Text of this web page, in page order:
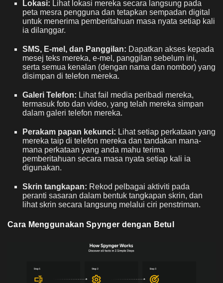
Lokasi: Lihat lokasi mereka secara langsung pada
peta mesra pengguna dan tetapkan sempadan digital
untuk menerima pemberitahuan masa nyata setiap kali
ia dilanggar.
SMS, E-mel, dan Panggilan: Dapatkan akses kepada
mesej teks mereka, e-mel, panggilan sebelum ini,
serta semua kenalan (dengan nama dan nombor) yang
disimpan di telefon mereka.
Galeri Telefon: Lihat fail media peribadi mereka,
termasuk foto dan video, yang telah mereka simpan
dalam galeri telefon mereka.
Perakam papan kekunci: Lihat setiap perkataan yang
mereka taip di telefon mereka dan tandakan mana-
mana perkataan yang anda mahu terima
pemberitahuan secara masa nyata setiap kali ia
digunakan.
Skrin tangkapan: Rekod pelbagai aktiviti pada
peranti sasaran dalam bentuk tangkapan skrin, dan
lihat skrin secara langsung melalui ciri penstriman.
Cara Menggunakan Spynger dengan Betul